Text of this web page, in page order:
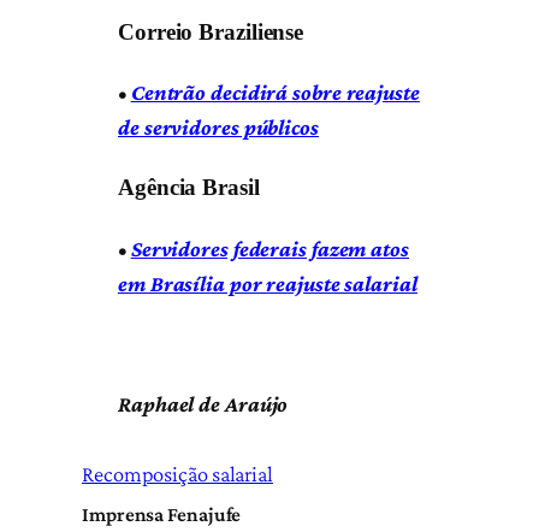
Correio Braziliense
• Centrão decidirá sobre reajuste
de servidores públicos
Agência Brasil
•Servidores federais fazem atos
em Brasília por reajuste salarial
Raphael de Araújo
Recomposição salarial
Imprensa Fenajufe